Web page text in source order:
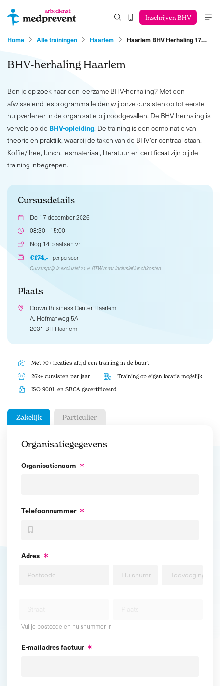
Inschrijven BHV
Home Alle trainingen Haarlem Haarlem BHV Herhaling 17…
BHV-herhaling Haarlem
Ben je op zoek naar een leerzame BHV-herhaling? Met een
afwisselend lesprogramma leiden wij onze cursisten op tot eerste
hulpverlener in de organisatie bij noodgevallen. De BHV-herhaling is
vervolg op de BHV-opleiding. De training is een combinatie van
theorie en praktijk, waarbij de taken van de BHV’er centraal staan.
Koffie/thee, lunch, lesmateriaal, literatuur en certificaat zijn bij de
training inbegrepen.
Cursusdetails
Do 17 december 2026
08:30 - 15:00
Nog 14 plaatsen vrij
€174,-
per persoon
Cursusprijs is exclusief 21% BTW maar inclusief lunchkosten.
Plaats
Crown Business Center Haarlem
A. Hofmanweg 5A
2031 BH Haarlem
Met 70+ locaties altijd een training in de buurt
26k+ cursisten per jaar Training op eigen locatie mogelijk
ISO 9001- en SBCA-gecertificeerd
Zakelijk Particulier
Organisatiegegevens
Organisatienaam
Telefoonnummer
Adres
Vul je postcode en huisnummer in
E-mailadres factuur